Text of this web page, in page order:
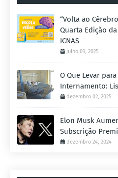
“Volta ao
Quarta Edição da
ICNAS
julho 03, 2025
O Que Levar
Internamento:
dezembro 02, 2025
Elon Musk
Subscrição
dezembro 24, 2024